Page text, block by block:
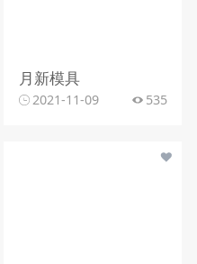
月新模具
2021-11-09 535